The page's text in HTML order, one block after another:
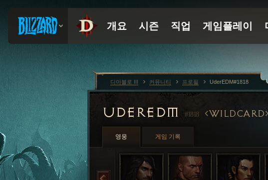
UDEREDM#1818 WILDCARD
영웅 게임 기록
디아블로 III 커뮤니티 프로필 UderEDM#1818